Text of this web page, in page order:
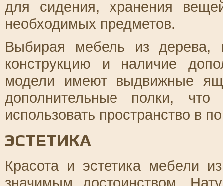
для сидения, хранения
необходимых предметов.
Выбирая мебель из дерева,
конструкцию и наличие
модели имеют выдвижные
дополнительные полки,
использовать пространство в
ЭСТЕТИКА
Красота и эстетика мебели
значимым достоинством.